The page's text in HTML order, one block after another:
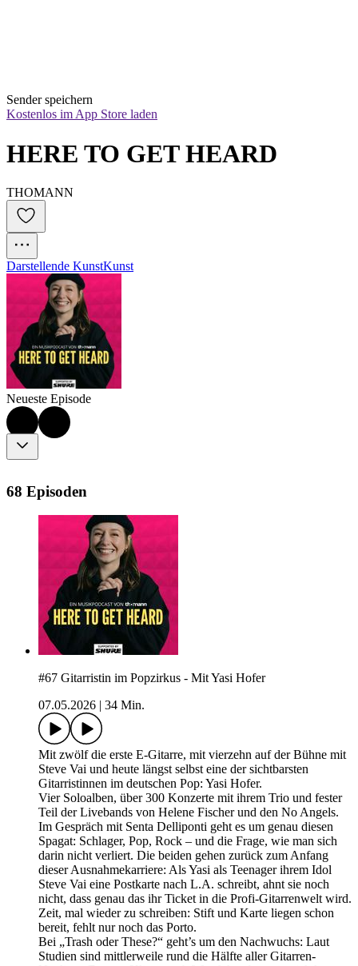
Sender speichern
Kostenlos im App Store laden
HERE TO GET HEARD
THOMANN
Darstellende KunstKunst
Neueste Episode
68 Episoden
#67 Gitarristin im Popzirkus - Mit Yasi Hofer
07.05.2026
34 Min.
Mit zwölf die erste E-Gitarre, mit vierzehn auf der Bühne mit
Steve Vai und heute längst selbst eine der sichtbarsten
Gitarristinnen im deutschen Pop: Yasi Hofer.
Vier Soloalben, über 300 Konzerte mit ihrem Trio und fester
Teil der Livebands von Helene Fischer und den No Angels.
Im Gespräch mit Senta Delliponti geht es um genau diesen
Spagat: Schlager, Pop, Rock – und die Frage, wie man sich
darin nicht verliert. Die beiden gehen zurück zum Anfang
dieser Ausnahmekarriere: Als Yasi als Teenager ihrem Idol
Steve Vai eine Postkarte nach L.A. schreibt, ahnt sie noch
nicht, dass genau das ihr Ticket in die Profi-Gitarrenwelt wird.
Zeit, mal wieder zu schreiben: Stift und Karte liegen schon
bereit, fehlt nur noch das Porto.
Bei „Trash oder These?“ geht’s um den Nachwuchs: Laut
Studien sind mittlerweile rund die Hälfte aller Gitarren-